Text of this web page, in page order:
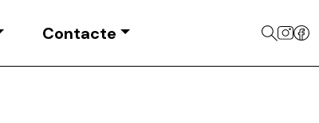
Contacte